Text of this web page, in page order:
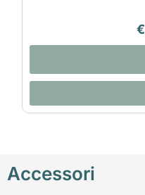
€
Accessori